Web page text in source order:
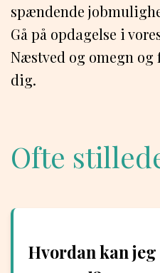
spændende
Gå på opdagelse i
Næstved og omegn
dig.
Ofte
Hvordan kan